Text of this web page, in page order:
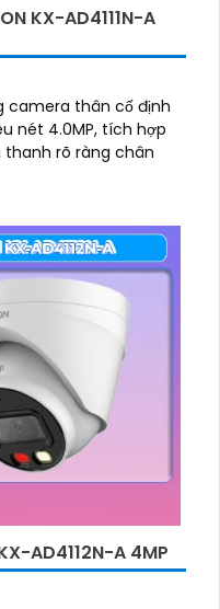
KX-AD4111N-A
camera thân cố định
nét 4.0MP, tích hợp
thanh rõ ràng chân
AD4112N-A 4MP